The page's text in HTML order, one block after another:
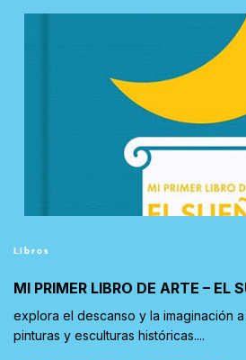
Libros
MI PRIMER LIBRO DE ARTE – EL
explora el descanso y la imaginación
pinturas y esculturas históricas....